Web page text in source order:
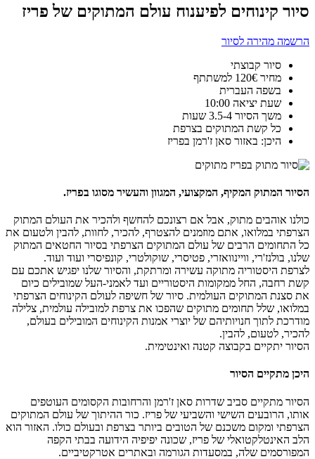
סיור קינוחים לפיענוח עולם המתוקים של פריז
הרשמה מהירה לסיור
סיור קבוצתי
מחיר 120€ למשתתף
בשפה העברית
שעת יציאה 10:00
משך הסיור 3.5-4 שעות
כל קשת המתוקים בצרפת
היכן: באזור סאן ז'רמן בפריז
הסיור המתוק המקיף, המקצועי, המגוון והעשיר מסוגו בפריז.
כולנו אוהבים מתוק, אבל אם רצונכם להחשף ולהכיר את העולם המתוק
הצרפתי במלואו, אתם מוזמנים להצטרף, להכיר, לחוות, להבין ולטעום את
כל התחומים הרבים של עולם המתוקים הצרפתי בסיור החטאים המתוק
שלנו, בולנז'רי, וויינוואזרי, פטיסרי, שוקולטרי, קונפיסרי ועוד ועוד.
לצרפת היסטוריה מתוקה עשירה ומרתקת, והסיור שלנו יפגיש אתכם עם
קשת רחבה, החל ממקומות היסטוריים ועד לאמני-העל שמובילים כיום
את סצנת המתוקים העולמית. סיור של חשיפה לעולם הקינוחים הצרפתי
במלואו, שלל תחומים מתוקים שהפכו את צרפת למובילה עולמית, צלילה
מודרכת לתוך חנויותיהם של יוצרי אמנות הקינוחים המובילים בעולם,
להכיר, לטעום, להבין.
הסיור יתקיים בקבוצה קטנה ואינטימית.
היכן מתקיים הסיור
הסיור מתקיים סביב שדרות סאן ז'רמן והרחובות הקסומים העוטפים
אותו, הרובעים השישי והשביעי של פריז. כור ההיתוך של עולם המתוקים
הצרפתי ומקום משכנם של הטובים ביותר בצרפת ובעולם כולו. האזור הוא
הלב האינטלקטואלי של פריז, שכונה יפיפיה הידועה בבתי הקפה
המפורסמים שלה, במסעדות הגורמה ובאתרים אטרקטיביים.